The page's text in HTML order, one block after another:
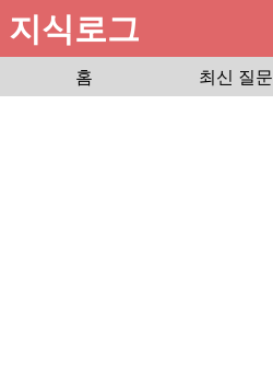
지식로그
홈
최신 질문